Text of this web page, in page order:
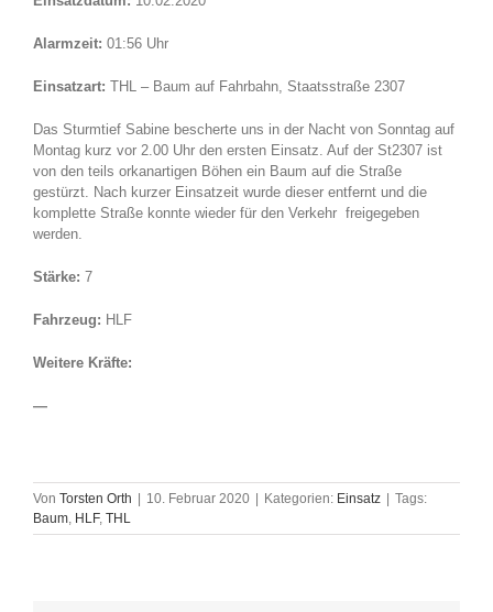
Alarmzeit: 01:56 Uhr
Einsatzart: THL – Baum auf Fahrbahn, Staatsstraße 2307
Das Sturmtief Sabine bescherte uns in der Nacht von Sonntag auf
Montag kurz vor 2.00 Uhr den ersten Einsatz. Auf der St2307 ist
von den teils orkanartigen Böhen ein Baum auf die Straße
gestürzt. Nach kurzer Einsatzeit wurde dieser entfernt und die
komplette Straße konnte wieder für den Verkehr freigegeben
werden.
Stärke: 7
Fahrzeug: HLF
Weitere Kräfte:
—
Von Torsten Orth | 10. Februar 2020 | Kategorien: Einsatz | Tags:
Baum, HLF, THL